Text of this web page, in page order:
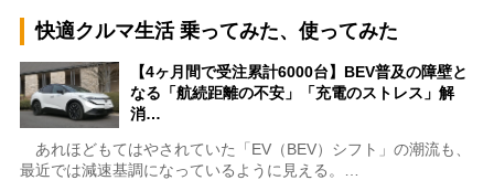
快適クルマ生活 乗ってみた、使ってみた
【4ヶ月間で受注累計6000台】BEV普及の障壁と
なる「航続距離の不安」「充電のストレス」解
消…
あれほどもてはやされていた「EV（BEV）シフト」の潮流も、
最近では減速基調になっているように見える。…